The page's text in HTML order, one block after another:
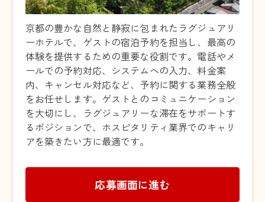
京都の豊かな自然と静寂に包まれたラグジュアリ
ーホテルで、ゲストの宿泊予約を担当し、最高の
体験を提供するための重要な役割です。電話やメ
ールでの予約対応、システムへの入力、料金案
内、キャンセル対応など、予約に関する業務全般
をお任せします。ゲストとのコミュニケーション
を大切にし、ラグジュアリーな滞在をサポートす
るポジションで、ホスピタリティ業界でのキャリ
アを築きたい方に最適です。
応募画面に進む